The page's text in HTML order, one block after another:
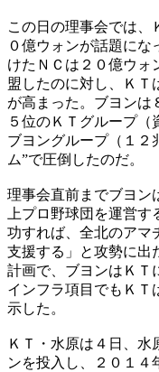
この日の理事会では、
０億ウォンが話題にな
けたＮＣは２０億ウォ
盟したのに対し、ＫＴ
が高まった。ブヨンは
５位のＫＴグループ
ブヨングループ（１２
ム”で圧倒したのだ。
理事会直前までブヨン
上プロ野球団を運営
功すれば、全北のアマ
支援する」と攻勢に出
計画で、ブヨンはＫＴ
インフラ項目でもＫＴ
示した。
ＫＴ・水原は４日、水
ンを投入し、２０１４